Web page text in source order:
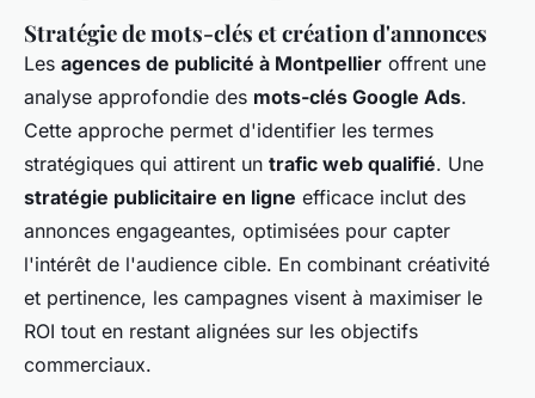
Stratégie de mots-clés et création d'annonces
Les agences de publicité à Montpellier offrent une
analyse approfondie des mots-clés Google Ads.
Cette approche permet d'identifier les termes
stratégiques qui attirent un trafic web qualifié. Une
stratégie publicitaire en ligne efficace inclut des
annonces engageantes, optimisées pour capter
l'intérêt de l'audience cible. En combinant créativité
et pertinence, les campagnes visent à maximiser le
ROI tout en restant alignées sur les objectifs
commerciaux.